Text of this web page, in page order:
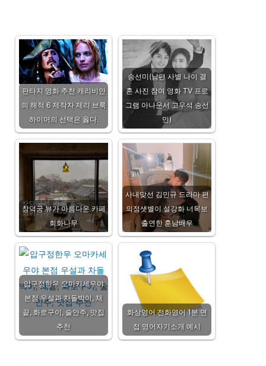
판타지 영화 추천 캐리비안
의 해적 6 제작자 제리 브룩
하이머의 선택은 옳다.
송선미(남편 사별 나이 결
혼 사진 참여 영화 TV 프로
그램 아나운서 고우석 송선
민)
창덕궁 뷰가 아름다운 카페
회화나무
사내맞선 김민규 드라마 편
의점샛별이 설강화 너목보
출연한 훈남배우
압구정한우 오마카세우야
본점 우설과 차돌박이, 채
끝, 화로구이, 술안주, 맛집
추천
화상영어 전화영어 1분 면
접 영어자기소개 예시